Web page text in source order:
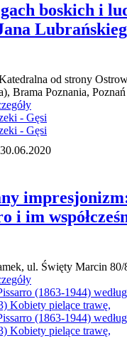
boskich i
od strony
Brama Poznania, Poznań
i im
ul. Święty Marcin 80/